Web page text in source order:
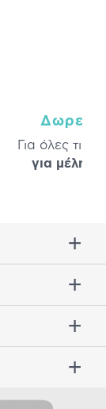
Δωρεάν
Για όλες τις
για μέλη